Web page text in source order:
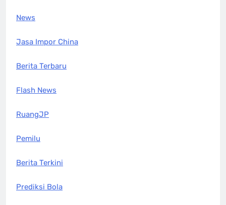
News
Jasa Impor China
Berita Terbaru
Flash News
RuangJP
Pemilu
Berita Terkini
Prediksi Bola